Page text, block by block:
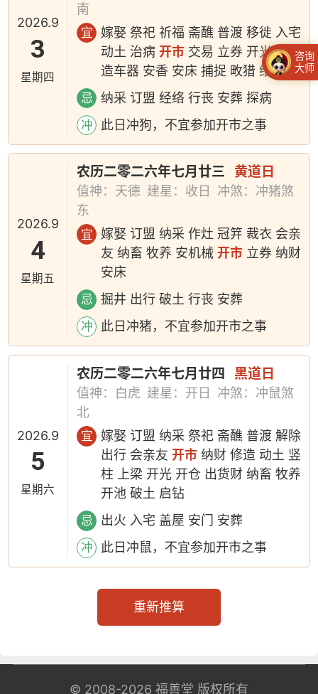
2026.9
3
星期四
南
宜
嫁娶 祭祀 祈福 斋醮 普渡 移徙 入宅
动土 治病开市 交易 立券 开光 修造
造车器 安香 安床 捕捉 畋猎 结网
忌 纳采 订盟 经络 行丧 安葬 探病
冲 此日冲狗，不宜参加开市之事
2026.9
4
星期五
农历二零二六年七月廿三 黄道日
值神：天德 建星：收日
冲煞：冲猪煞
东
宜
嫁娶 订盟 纳采 作灶 冠笄 裁衣 会亲
友 纳畜 牧养 安机械开市 立券 纳财
安床
忌 掘井 出行 破土 行丧 安葬
冲 此日冲猪，不宜参加开市之事
2026.9
5
星期六
农历二零二六年七月廿四 黑道日
值神：白虎 建星：开日
冲煞：冲鼠煞
北
宜
嫁娶 订盟 纳采 祭祀 斋醮 普渡 解除
出行 会亲友开市 纳财 修造 动土 竖
柱 上梁 开光 开仓 出货财 纳畜 牧养
开池 破土 启钻
忌 出火 入宅 盖屋 安门 安葬
冲 此日冲鼠，不宜参加开市之事
重新推算
© 2008-2026 福善堂 版权所有
咨询
大师